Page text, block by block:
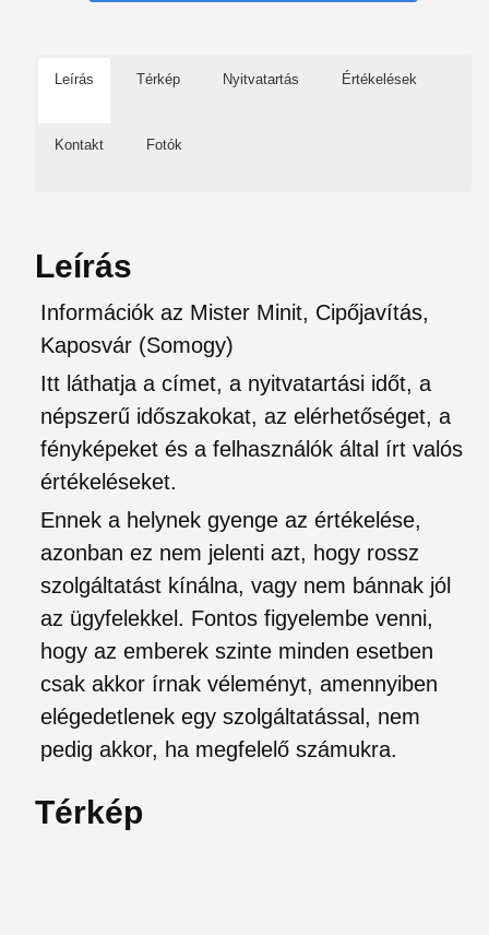
Leírás Térkép Nyitvatartás Értékelések
Kontakt Fotók
Leírás
Információk az Mister Minit, Cipőjavítás,
Kaposvár (Somogy)
Itt láthatja a címet, a nyitvatartási időt, a
népszerű időszakokat, az elérhetőséget, a
fényképeket és a felhasználók által írt valós
értékeléseket.
Ennek a helynek gyenge az értékelése,
azonban ez nem jelenti azt, hogy rossz
szolgáltatást kínálna, vagy nem bánnak jól
az ügyfelekkel. Fontos figyelembe venni,
hogy az emberek szinte minden esetben
csak akkor írnak véleményt, amennyiben
elégedetlenek egy szolgáltatással, nem
pedig akkor, ha megfelelő számukra.
Térkép